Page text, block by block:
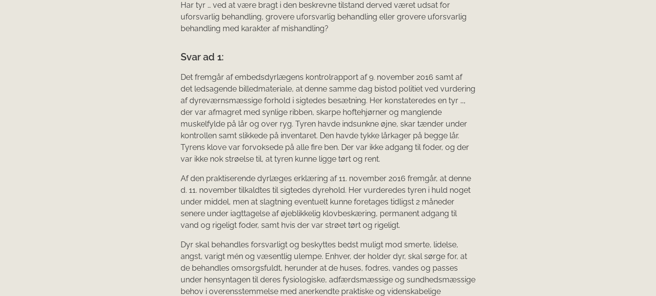
Har tyr … ved at være bragt i den beskrevne tilstand derved været udsat for
uforsvarlig behandling, grovere uforsvarlig behandling eller grovere uforsvarlig
behandling med karakter af mishandling?
Svar ad 1:
Det fremgår af embedsdyrlægens kontrolrapport af 9. november 2016 samt af
det ledsagende billedmateriale, at denne samme dag bistod politiet ved vurdering
af dyreværnsmæssige forhold i sigtedes besætning. Her konstateredes en tyr …,
der var afmagret med synlige ribben, skarpe hoftehjørner og manglende
muskelfylde på lår og over ryg. Tyren havde indsunkne øjne, skar tænder under
kontrollen samt slikkede på inventaret. Den havde tykke lårkager på begge lår.
Tyrens klove var forvoksede på alle fire ben. Der var ikke adgang til foder, og der
var ikke nok strøelse til, at tyren kunne ligge tørt og rent.
Af den praktiserende dyrlæges erklæring af 11. november 2016 fremgår, at denne
d. 11. november tilkaldtes til sigtedes dyrehold. Her vurderedes tyren i huld noget
under middel, men at slagtning eventuelt kunne foretages tidligst 2 måneder
senere under iagttagelse af øjeblikkelig klovbeskæring, permanent adgang til
vand og rigeligt foder, samt hvis der var strøet tørt og rigeligt.
Dyr skal behandles forsvarligt og beskyttes bedst muligt mod smerte, lidelse,
angst, varigt mén og væsentlig ulempe. Enhver, der holder dyr, skal sørge for, at
de behandles omsorgsfuldt, herunder at de huses, fodres, vandes og passes
under hensyntagen til deres fysiologiske, adfærdsmæssige og sundhedsmæssige
behov i overensstemmelse med anerkendte praktiske og videnskabelige